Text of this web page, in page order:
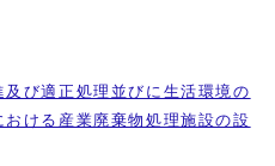
及び適正処理並びに生活環境の
ける産業廃棄物処理施設の設